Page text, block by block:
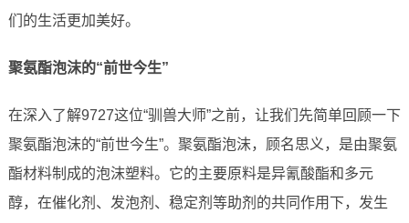
们的生活更加美好。
聚氨酯泡沫的“前世今生”
在深入了解9727这位“驯兽大师”之前，让我们先简单回顾一下
聚氨酯泡沫的“前世今生”。聚氨酯泡沫，顾名思义，是由聚氨
酯材料制成的泡沫塑料。它的主要原料是异氰酸酯和多元
醇，在催化剂、发泡剂、稳定剂等助剂的共同作用下，发生